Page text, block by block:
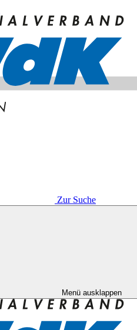
Zur Suche
Menü ausklappen